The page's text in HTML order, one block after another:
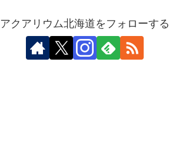
アクアリウム北海道をフォローする